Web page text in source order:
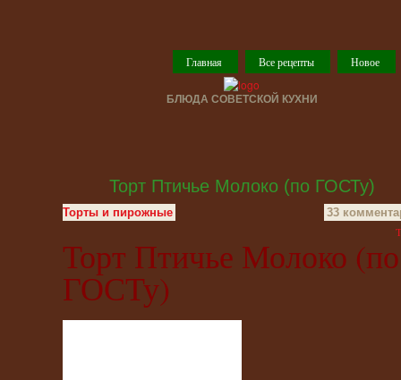
Главная Все рецепты Новое
БЛЮДА СОВЕТСКОЙ КУХНИ
Торт Птичье Молоко (по ГОСТу)
Торты и пирожные 33
Торт Птичье Молоко (по
ГОСТу)